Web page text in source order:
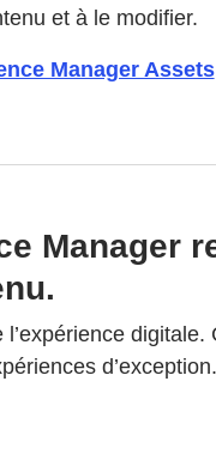
et à le modifier.
Manager Assets
Manager
d’exception.